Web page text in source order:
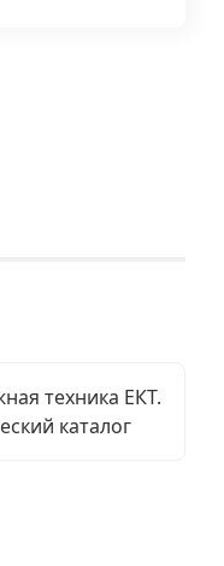
техника ЕКТ.
каталог